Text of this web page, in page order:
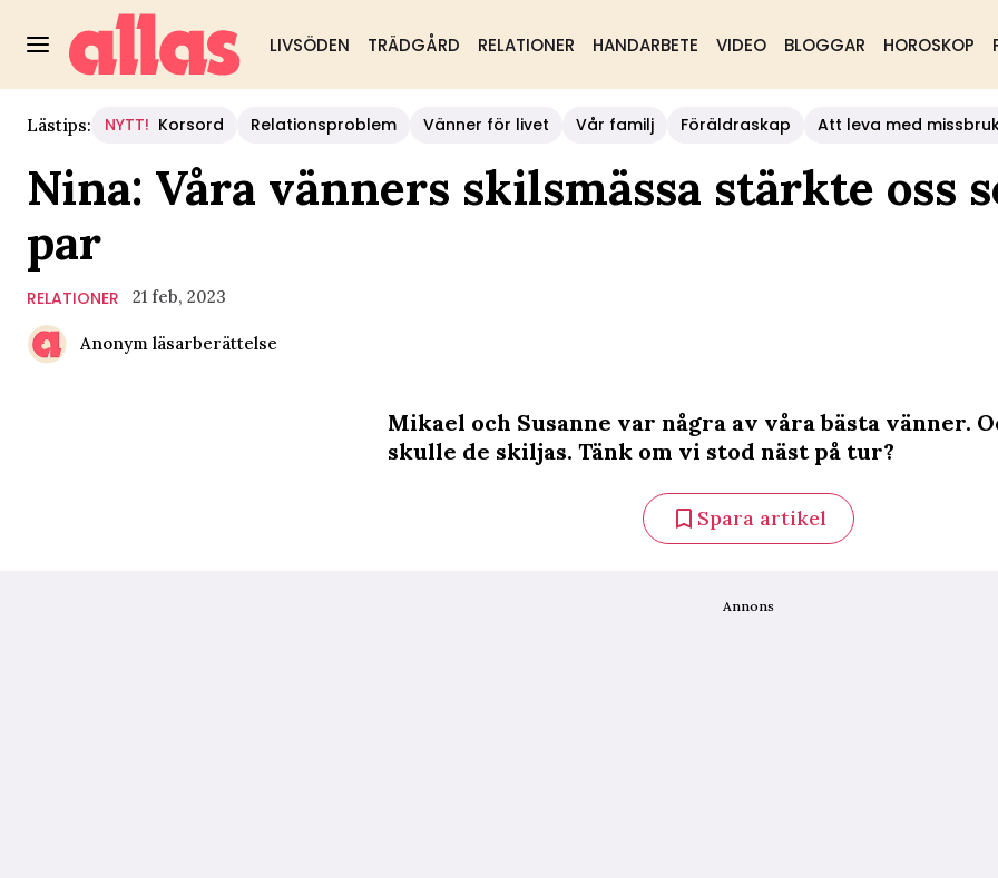
LIVSÖDEN TRÄDGÅRD RELATIONER HANDARBETE VIDEO BLOGGAR HOROSKOP
Lästips: NYTT! Korsord Relationsproblem Vänner för livet Vår familj Föräldraskap Att leva med
Nina: Våra vänners skilsmässa stärkte oss
par
RELATIONER 21 feb, 2023
Anonym läsarberättelse
Mikael och Susanne var några av våra bästa vänner.
skulle de skiljas. Tänk om vi stod näst på tur?
Spara artikel
Annons